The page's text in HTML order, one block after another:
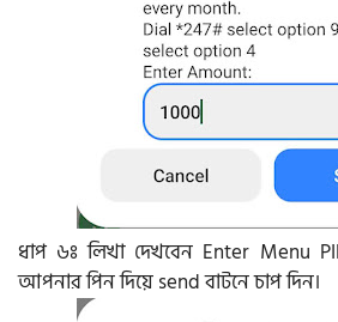
ধাপ ৬ঃ লিখা দেখবেন Enter Menu
আপনার পিন দিয়ে send বাটনে চাপ দিন।